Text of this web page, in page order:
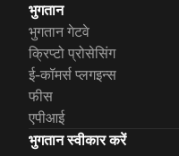
भुगतान
भुगतान गेटवे
क्रिप्टो प्रोसेसिंग
ई-कॉमर्स प्लगइन्स
फीस
एपीआई
भुगतान स्वीकार करें